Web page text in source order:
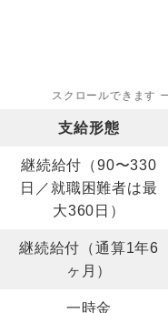
スクロールできます
支給形態
継続給付（90〜330
日／就職困難者は最
大360日）
継続給付（通算1年6
ヶ月）
一時金